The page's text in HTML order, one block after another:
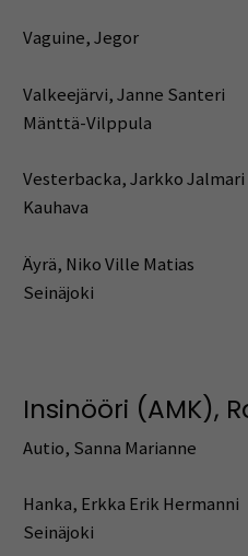
Vaguine,
Valkeejärvi,
Mänttä-Vilppula
Vesterbacka,
Kauhava
Äyrä, Niko
Seinäjoki
Insinööri (AMK),
Autio, Sanna
Hanka, Erkka
Seinäjoki